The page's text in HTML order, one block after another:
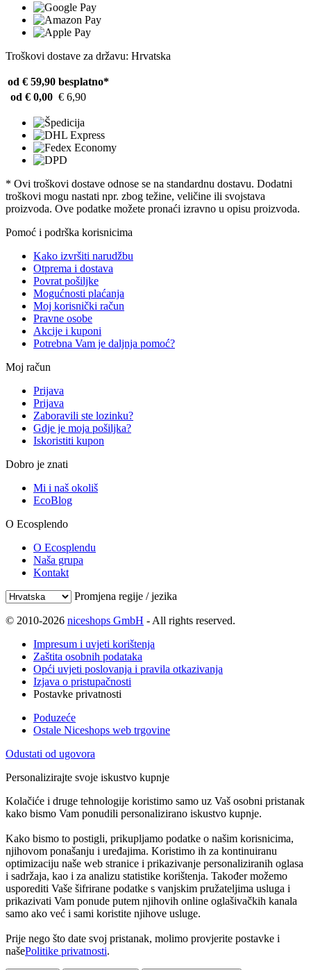
Troškovi dostave za državu: Hrvatska
od € 59,90 besplatno*
od € 0,00 € 6,90
* Ovi troškovi dostave odnose se na standardnu ​​dostavu. Dodatni
troškovi mogu nastati npr. zbog težine, veličine ili svojstava
proizvoda. Ove podatke možete pronaći izravno u opisu proizvoda.
Pomoć i podrška korisnicima
Kako izvršiti narudžbu
Otprema i dostava
Povrat pošiljke
Mogućnosti plaćanja
Moj korisnički račun
Pravne osobe
Akcije i kuponi
Potrebna Vam je daljnja pomoć?
Moj račun
Prijava
Prijava
Zaboravili ste lozinku?
Gdje je moja pošiljka?
Iskoristiti kupon
Dobro je znati
Mi i naš okoliš
EcoBlog
O Ecosplendo
O Ecosplendu
Naša grupa
Kontakt
Promjena regije / jezika
© 2010-2026 niceshops GmbH - All rights reserved.
Impresum i uvjeti korištenja
Zaštita osobnih podataka
Opći uvjeti poslovanja i pravila otkazivanja
Izjava o pristupačnosti
Postavke privatnosti
Poduzeće
Ostale Niceshops web trgovine
Odustati od ugovora
Personalizirajte svoje iskustvo kupnje
Kolačiće i druge tehnologije koristimo samo uz Vaš osobni pristanak
kako bismo Vam ponudili personalizirano iskustvo kupnje.
Kako bismo to postigli, prikupljamo podatke o našim korisnicima,
njihovom ponašanju i uređajima. Koristimo ih za kontinuiranu
optimizaciju naše web stranice i prikazivanje personaliziranih oglasa
i sadržaja, kao i za analizu statistike korištenja. Također možemo
usporediti Vaše šifrirane podatke s vanjskim pružateljima usluga i
prikazivati Vam ponude putem njihovih online oglašivačkih kanala
samo ako već i sami koristite njihove usluge.
Prije nego što date svoj pristanak, molimo provjerite postavke i
našePolitike privatnosti.